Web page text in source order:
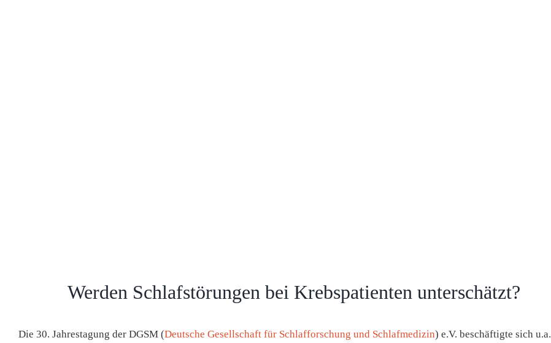
Werden Schlafstörungen bei Krebspatienten unterschätzt?
Die 30. Jahrestagung der DGSM (Deutsche Gesellschaft für Schlafforschung und Schlafmedizin) e.V. beschäftigte sich u.a.